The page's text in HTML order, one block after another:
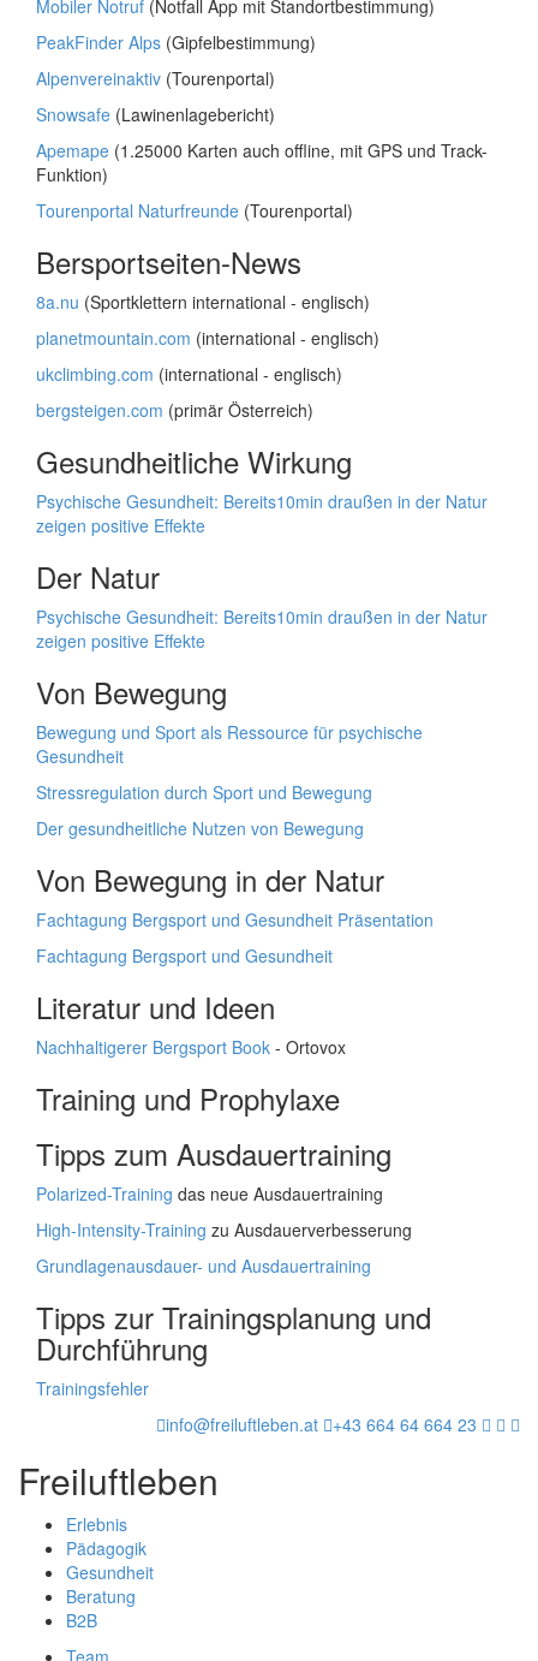
Mobiler Notruf (Notfall App mit Standortbestimmung)
PeakFinder Alps (Gipfelbestimmung)
Alpenvereinaktiv (Tourenportal)
Snowsafe (Lawinenlagebericht)
Apemape (1.25000 Karten auch offline, mit GPS und Track-
Funktion)
Tourenportal Naturfreunde (Tourenportal)
Bersportseiten-News
8a.nu (Sportklettern international - englisch)
planetmountain.com (international - englisch)
ukclimbing.com (international - englisch)
bergsteigen.com (primär Österreich)
Gesundheitliche Wirkung
Psychische Gesundheit: Bereits10min draußen in der Natur
zeigen positive Effekte
Der Natur
Psychische Gesundheit: Bereits10min draußen in der Natur
zeigen positive Effekte
Von Bewegung
Bewegung und Sport als Ressource für psychische
Gesundheit
Stressregulation durch Sport und Bewegung
Der gesundheitliche Nutzen von Bewegung
Von Bewegung in der Natur
Fachtagung Bergsport und Gesundheit Präsentation
Fachtagung Bergsport und Gesundheit
Literatur und Ideen
Nachhaltigerer Bergsport Book - Ortovox
Training und Prophylaxe
Tipps zum Ausdauertraining
Polarized-Training das neue Ausdauertraining
High-Intensity-Training zu Ausdauerverbesserung
Grundlagenausdauer- und Ausdauertraining
Tipps zur Trainingsplanung und
Durchführung
Trainingsfehler
info@freiluftleben.at
+43 664 64 664 23
Freiluftleben
Erlebnis
Pädagogik
Gesundheit
Beratung
B2B